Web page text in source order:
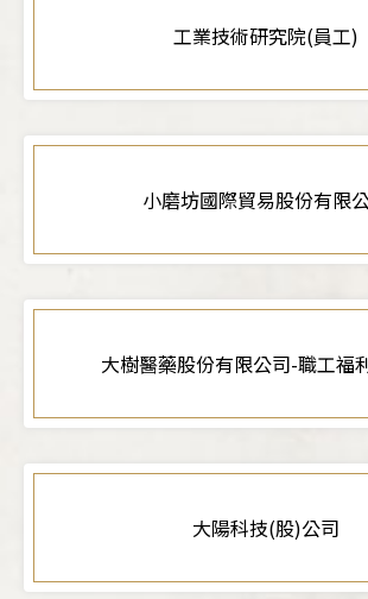
工業技術研究院(員工)
小磨坊國際貿易股份有限
大樹醫藥股份有限公司-職工福
大陽科技(股)公司